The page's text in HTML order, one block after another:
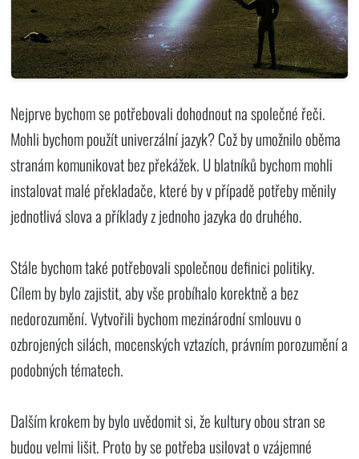
Nejprve bychom se potřebovali dohodnout na společné řeči.
Mohli bychom použít univerzální jazyk? Což by umožnilo oběma
stranám komunikovat bez překážek. U blatníků bychom mohli
instalovat malé překladače, které by v případě potřeby měnily
jednotlivá slova a příklady z jednoho jazyka do druhého.
Stále bychom také potřebovali společnou definici politiky.
Cílem by bylo zajistit, aby vše probíhalo korektně a bez
nedorozumění. Vytvořili bychom mezinárodní smlouvu o
ozbrojených silách, mocenských vztazích, právním porozumění a
podobných tématech.
Dalším krokem by bylo uvědomit si, že kultury obou stran se
budou velmi lišit. Proto by se potřeba usilovat o vzájemné